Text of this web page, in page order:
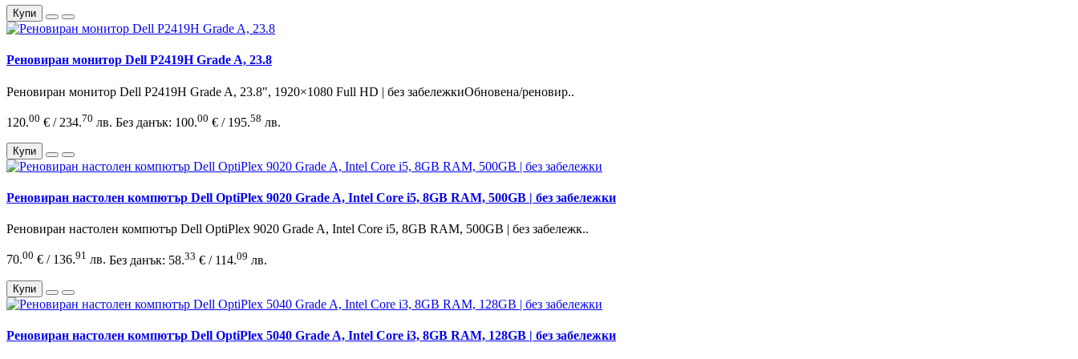
Купи
Реновиран монитор Dell P2419H Grade A, 23.8
Реновиран монитор Dell P2419H Grade A, 23.8", 1920×1080 Full HD | без забележкиОбновена/реновир..
120.00 € / 234.70 лв. Без данък: 100.00 € / 195.58 лв.
Купи
Реновиран настолен компютър Dell OptiPlex 9020 Grade A, Intel Core i5, 8GB RAM, 500GB | без забележки
Реновиран настолен компютър Dell OptiPlex 9020 Grade A, Intel Core i5, 8GB RAM, 500GB | без забележк..
70.00 € / 136.91 лв. Без данък: 58.33 € / 114.09 лв.
Купи
Реновиран настолен компютър Dell OptiPlex 5040 Grade A, Intel Core i3, 8GB RAM, 128GB | без забележки